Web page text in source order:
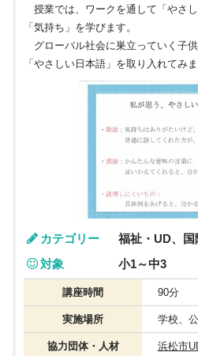
授業では、ワークを通して「やさし
「気持ち」を学びます。
グローバル社会に巣立っていく子供
「やさしい日本語」を取り入れてみ
カテゴリー
福祉・UD、
対象
小1～中3
講座時間 90分
実施場所 学校、
協力団体・人材 浜松市